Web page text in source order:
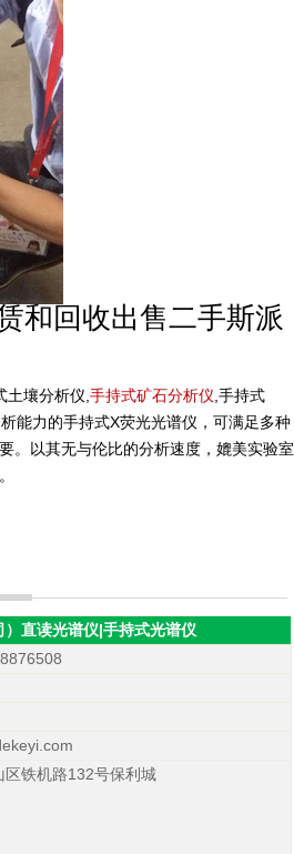
和回收出售二手斯派
壤分析仪, 手持式矿石分析仪 ,手持式
能力的手持式X荧光光谱仪，可满足多种
。以其无与伦比的分析速度，媲美实验室
直读光谱仪|手持式光谱仪
区铁机路132号保利城